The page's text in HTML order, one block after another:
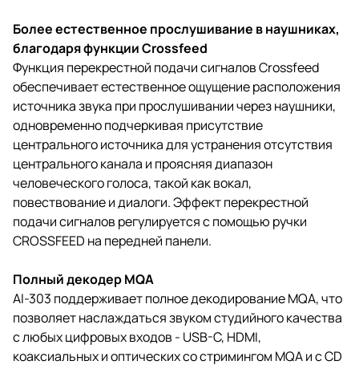
Более естественное прослушивание в наушниках,
благодаря функции Crossfeed
Функция перекрестной подачи сигналов Crossfeed
обеспечивает естественное ощущение расположения
источника звука при прослушивании через наушники,
одновременно подчеркивая присутствие
центрального источника для устранения отсутствия
центрального канала и проясняя диапазон
человеческого голоса, такой как вокал,
повествование и диалоги. Эффект перекрестной
подачи сигналов регулируется с помощью ручки
CROSSFEED на передней панели.
Полный декодер MQA
AI-303 поддерживает полное декодирование MQA, что
позволяет наслаждаться звуком студийного качества
с любых цифровых входов - USB-C, HDMI,
коаксиальных и оптических со стримингом MQA и с CD